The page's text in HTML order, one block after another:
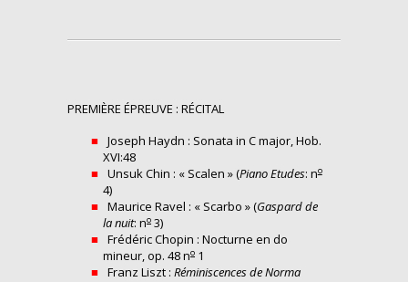
PREMIÈRE ÉPREUVE : RÉCITAL
Joseph Haydn : Sonata in C major, Hob.
XVI:48
Unsuk Chin : « Scalen » (Piano Etudes: no
4)
Maurice Ravel : « Scarbo » (Gaspard de
la nuit: no 3)
Frédéric Chopin : Nocturne en do
mineur, op. 48 no 1
Franz Liszt : Réminiscences de Norma